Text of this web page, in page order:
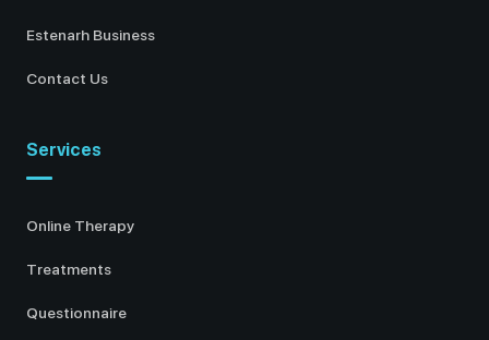
Estenarh Business
Contact Us
Services
Online Therapy
Treatments
Questionnaire